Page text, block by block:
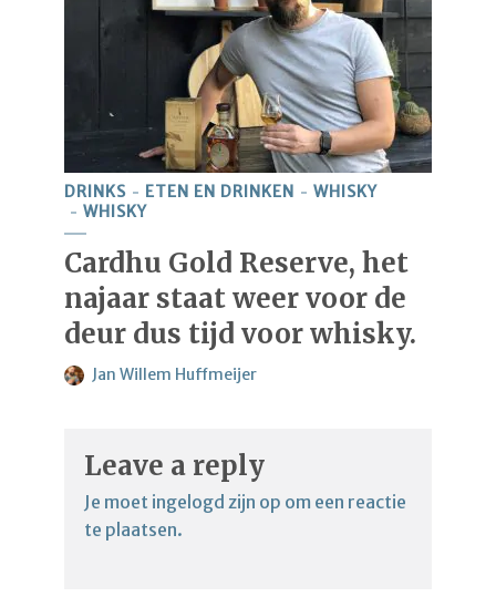
DRINKS ETEN EN DRINKEN
WHISKY
WHISKY
Cardhu Gold Reserve, het
najaar staat weer voor de
deur dus tijd voor whisky.
Jan Willem Huffmeijer
Leave a reply
Je moet ingelogd zijn op om een reactie
te plaatsen.